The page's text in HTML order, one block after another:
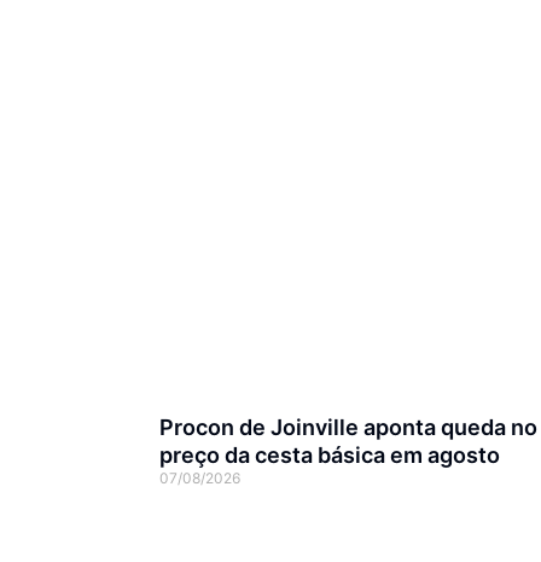
Procon de Joinville aponta queda no
preço da cesta básica em agosto
07/08/2026